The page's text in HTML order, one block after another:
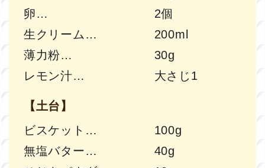
卵
2個
生クリーム
200ml
薄力粉
30g
レモン汁
大さじ1
【土台】
ビスケット
100g
無塩バター
40g